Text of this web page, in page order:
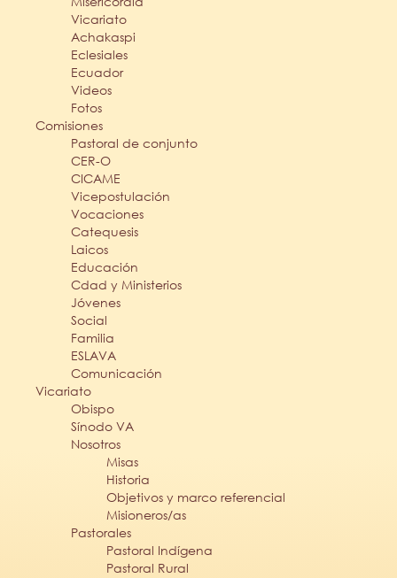
Vicariato
Achakaspi
Eclesiales
Ecuador
Videos
Fotos
Comisiones
Pastoral de conjunto
CER-O
CICAME
Vicepostulación
Vocaciones
Catequesis
Laicos
Educación
Cdad y Ministerios
Jóvenes
Social
Familia
ESLAVA
Comunicación
Vicariato
Obispo
Sínodo VA
Nosotros
Misas
Historia
Objetivos y marco referencial
Misioneros/as
Pastorales
Pastoral Indígena
Pastoral Rural